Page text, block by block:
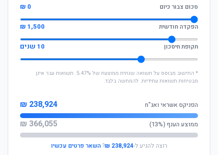
סכום צבור כיום
0 ₪
הפקדה חודשית 1,500 ₪
תקופת חיסכון 10 שנים
* החישוב מבוסס על תשואה שנתית ממוצעת של 5.47%. תשואות עבר אינן
מבטיחות תשואות עתידיות. להמחשה בלבד.
הפניקס אשראי ואג"ח 238,924 ₪
ממוצע הענף (13%) 366,055 ₪
רוצה להגיע ל-238,924 ₪
?השאר פרטים עכשיו